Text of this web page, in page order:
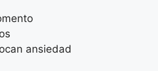
ansiedad